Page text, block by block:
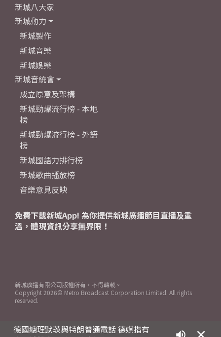
德國總理默茨與特朗普通電話 德媒指有
新城八大家
新城動力
新城製作
新城音樂
新城娛樂
新城音統會
成立原意及架構
新城勁爆流行榜 - 本地
榜
新城勁爆流行榜 - 外語
榜
新城國語力排行榜
新城歌曲播放榜
音樂意見反映
免費下載新城App! 為你提供新城廣播節目直播及重
溫，體現資訊分享無界限！
新城廣播有限公司版權所有，不得轉載。
Copyright 2026© Metro Broadcast Corporation Limited. All rights
reserved.